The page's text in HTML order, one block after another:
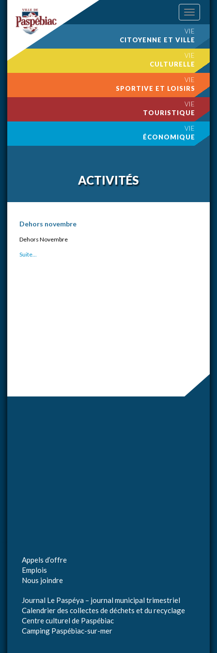
Toggle
navigation
VIE
CITOYENNE ET VILLE
VIE
CULTURELLE
VIE
SPORTIVE ET LOISIRS
VIE
TOURISTIQUE
VIE
ÉCONOMIQUE
ACTIVITÉS
Dehors novembre
Dehors Novembre
Suite...
Appels d’offre
Emplois
Nous joindre
Journal Le Paspéya – journal municipal trimestriel
Calendrier des collectes de déchets et du recyclage
Centre culturel de Paspébiac
Camping Paspébiac-sur-mer